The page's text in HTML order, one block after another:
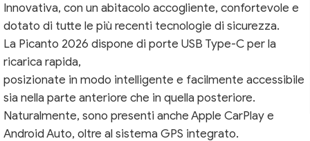
Innovativa, con un abitacolo accogliente, confortevole e
dotato di tutte le più recenti tecnologie di sicurezza.
La Picanto 2026 dispone di porte USB Type-C per la
ricarica rapida,
posizionate in modo intelligente e facilmente accessibile
sia nella parte anteriore che in quella posteriore.
Naturalmente, sono presenti anche Apple CarPlay e
Android Auto, oltre al sistema GPS integrato.